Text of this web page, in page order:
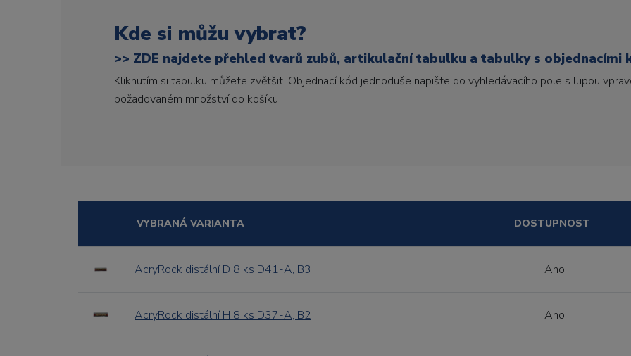
Kde si můžu vybrat?
>> ZDE najdete přehled tvarů zubů, artikulační tabulku a tabulky s objednacími
Kliknutím si tabulku můžete zvětšit. Objednací kód jednoduše napište do vyhledávacího pole s lupou
požadovaném množství do košíku
VYBRANÁ VARIANTA DOSTUPNOST
AcryRock distální D 8 ks D41-A, B3 Ano
AcryRock distální H 8 ks D37-A, B2 Ano